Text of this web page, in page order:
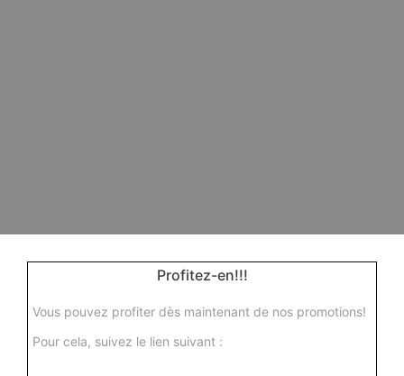
Profitez-en!!!
Vous pouvez profiter dès maintenant de nos promotions!
Pour cela, suivez le lien suivant :